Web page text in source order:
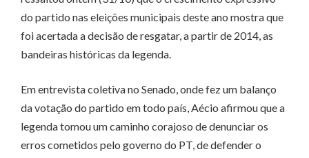
do partido nas eleições municipais deste ano mostra que
foi acertada a decisão de resgatar, a partir de 2014, as
bandeiras históricas da legenda.
Em entrevista coletiva no Senado, onde fez um balanço
da votação do partido em todo país, Aécio afirmou que a
legenda tomou um caminho corajoso de denunciar os
erros cometidos pelo governo do PT, de defender o